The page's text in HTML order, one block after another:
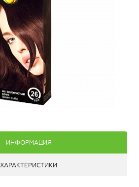
ИНФОРМАЦИЯ
ХАРАКТЕРИСТИКИ